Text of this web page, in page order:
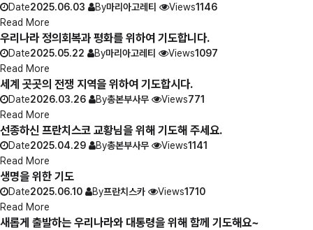
Date2025.06.03 By마리아고레티 Views1146
Read More
우리나라 정의회복과 평화를 위하여 기도합니다.
Date2025.05.22 By마리아고레티 Views1097
Read More
세계 곳곳의 전쟁 지역을 위하여 기도합시다.
Date2026.03.26 By총본부사무 Views771
Read More
선종하신 프란치스코 교황님을 위해 기도해 주세요.
Date2025.04.29 By총본부사무 Views1141
Read More
생명을 위한 기도
Date2025.06.10 By프란치스카 Views1710
Read More
새롭게 출발하는 우리나라와 대통령을 위해 함께 기도해요~